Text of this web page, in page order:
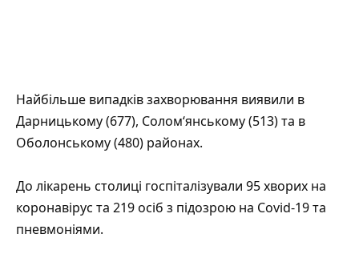
Найбільше випадків захворювання виявили в
Дарницькому (677), Солом‘янському (513) та в
Оболонському (480) районах.
До лікарень столиці госпіталізували 95 хворих на
коронавірус та 219 осіб з підозрою на Covid-19 та
пневмоніями.